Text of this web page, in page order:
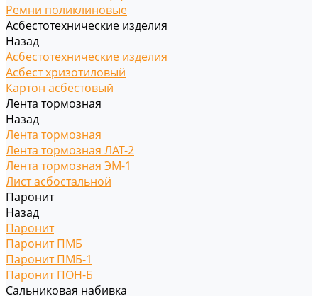
Ремни поликлиновые
Асбестотехнические изделия
Назад
Асбестотехнические изделия
Асбест хризотиловый
Картон асбестовый
Лента тормозная
Назад
Лента тормозная
Лента тормозная ЛАТ-2
Лента тормозная ЭМ-1
Лист асбостальной
Паронит
Назад
Паронит
Паронит ПМБ
Паронит ПМБ-1
Паронит ПОН-Б
Сальниковая набивка